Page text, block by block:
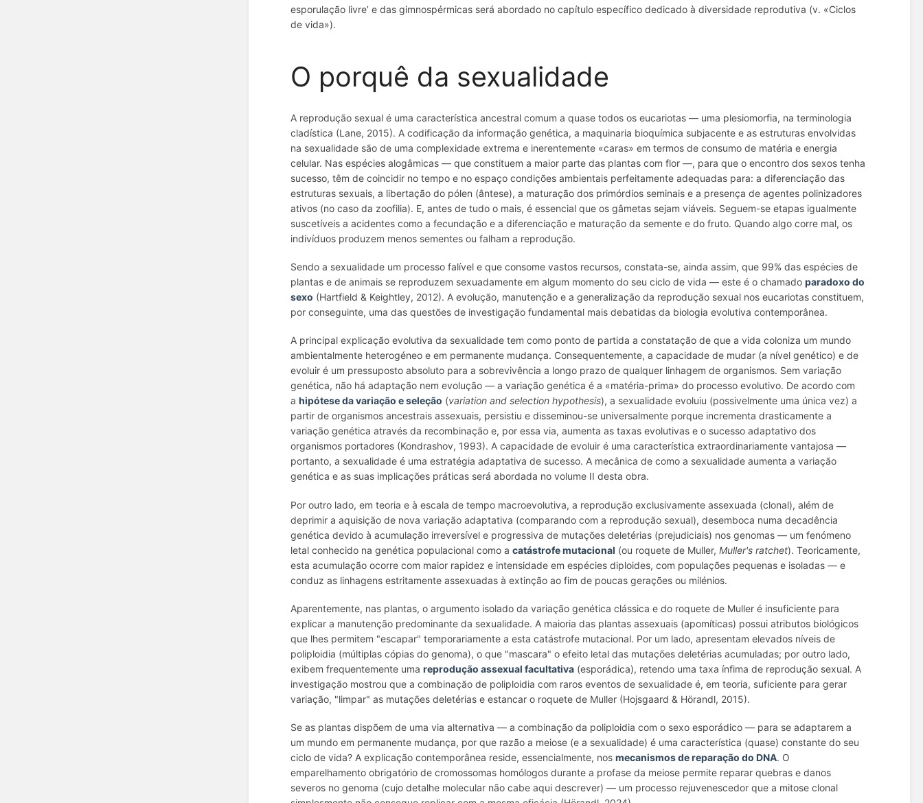
esporulação livre’ e das gimnospérmicas será abordado no capítulo específico dedicado à diversidade reprodutiva (v. «Ciclos
de vida»).
O porquê da sexualidade
A reprodução sexual é uma característica ancestral comum a quase todos os eucariotas — uma plesiomorfia, na terminologia
cladística (Lane, 2015). A codificação da informação genética, a maquinaria bioquímica subjacente e as estruturas envolvidas
na sexualidade são de uma complexidade extrema e inerentemente «caras» em termos de consumo de matéria e energia
celular. Nas espécies alogâmicas — que constituem a maior parte das plantas com flor —, para que o encontro dos sexos tenha
sucesso, têm de coincidir no tempo e no espaço condições ambientais perfeitamente adequadas para: a diferenciação das
estruturas sexuais, a libertação do pólen (ântese), a maturação dos primórdios seminais e a presença de agentes polinizadores
ativos (no caso da zoofilia). E, antes de tudo o mais, é essencial que os gâmetas sejam viáveis. Seguem-se etapas igualmente
suscetíveis a acidentes como a fecundação e a diferenciação e maturação da semente e do fruto. Quando algo corre mal, os
indivíduos produzem menos sementes ou falham a reprodução.
Sendo a sexualidade um processo falível e que consome vastos recursos, constata-se, ainda assim, que 99% das espécies de
plantas e de animais se reproduzem sexuadamente em algum momento do seu ciclo de vida — este é o chamadoparadoxo do
sexo (Hartfield & Keightley, 2012). A evolução, manutenção e a generalização da reprodução sexual nos eucariotas constituem,
por conseguinte, uma das questões de investigação fundamental mais debatidas da biologia evolutiva contemporânea.
A principal explicação evolutiva da sexualidade tem como ponto de partida a constatação de que a vida coloniza um mundo
ambientalmente heterogéneo e em permanente mudança. Consequentemente, a capacidade de mudar (a nível genético) e de
evoluir é um pressuposto absoluto para a sobrevivência a longo prazo de qualquer linhagem de organismos. Sem variação
genética, não há adaptação nem evolução — a variação genética é a «matéria-prima» do processo evolutivo. De acordo com
ahipótese da variação e seleção (variation and selection hypothesis), a sexualidade evoluiu (possivelmente uma única vez) a
partir de organismos ancestrais assexuais, persistiu e disseminou-se universalmente porque incrementa drasticamente a
variação genética através da recombinação e, por essa via, aumenta as taxas evolutivas e o sucesso adaptativo dos
organismos portadores (Kondrashov, 1993). A capacidade de evoluir é uma característica extraordinariamente vantajosa —
portanto, a sexualidade é uma estratégia adaptativa de sucesso. A mecânica de como a sexualidade aumenta a variação
genética e as suas implicações práticas será abordada no volume II desta obra.
Por outro lado, em teoria e à escala de tempo macroevolutiva, a reprodução exclusivamente assexuada (clonal), além de
deprimir a aquisição de nova variação adaptativa (comparando com a reprodução sexual), desemboca numa decadência
genética devido à acumulação irreversível e progressiva de mutações deletérias (prejudiciais) nos genomas — um fenómeno
letal conhecido na genética populacional como acatástrofe mutacional (ou roquete de Muller,Muller's ratchet). Teoricamente,
esta acumulação ocorre com maior rapidez e intensidade em espécies diploides, com populações pequenas e isoladas — e
conduz as linhagens estritamente assexuadas à extinção ao fim de poucas gerações ou milénios.
Aparentemente, nas plantas, o argumento isolado da variação genética clássica e do roquete de Muller é insuficiente para
explicar a manutenção predominante da sexualidade. A maioria das plantas assexuais (apomíticas) possui atributos biológicos
que lhes permitem "escapar" temporariamente a esta catástrofe mutacional. Por um lado, apresentam elevados níveis de
poliploidia (múltiplas cópias do genoma), o que "mascara" o efeito letal das mutações deletérias acumuladas; por outro lado,
exibem frequentemente umareprodução assexual facultativa (esporádica), retendo uma taxa ínfima de reprodução sexual. A
investigação mostrou que a combinação de poliploidia com raros eventos de sexualidade é, em teoria, suficiente para gerar
variação, "limpar" as mutações deletérias e estancar o roquete de Muller (Hojsgaard & Hörandl, 2015).
Se as plantas dispõem de uma via alternativa — a combinação da poliploidia com o sexo esporádico — para se adaptarem a
um mundo em permanente mudança, por que razão a meiose (e a sexualidade) é uma característica (quase) constante do seu
ciclo de vida? A explicação contemporânea reside, essencialmente, nosmecanismos de reparação do DNA. O
emparelhamento obrigatório de cromossomas homólogos durante a profase da meiose permite reparar quebras e danos
severos no genoma (cujo detalhe molecular não cabe aqui descrever) — um processo rejuvenescedor que a mitose clonal